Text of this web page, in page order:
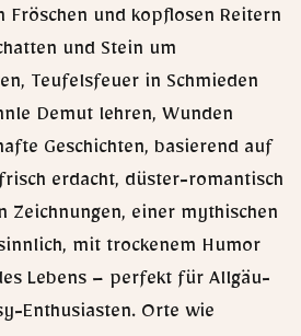
Fröschen und kopflosen Reitern
und Stein um
Teufelsfeuer in Schmieden
Demut lehren, Wunden
Geschichten, basierend auf
erdacht, düster-romantisch
einer mythischen
mit trockenem Humor
Lebens – perfekt für Allgäu-
Enthusiasten. Orte wie